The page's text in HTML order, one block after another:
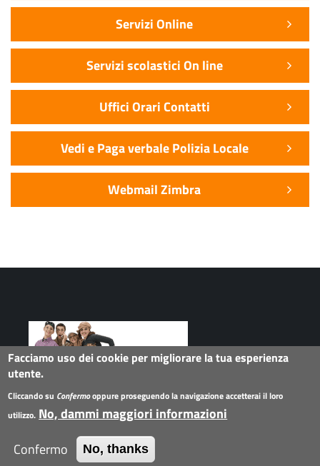
Servizi Online
Servizi scolastici On line
Uffici Orari Contatti
Vedi e Paga verbale Polizia Locale
Webmail Zimbra
Seguici su
social
Youtube
Facciamo uso dei cookie per migliorare la tua esperienza
utente.
Cliccando su Confermooppure proseguendo la navigazione accetterai il loro
utilizzo. No, dammi maggiori informazioni
Confermo
No, thanks